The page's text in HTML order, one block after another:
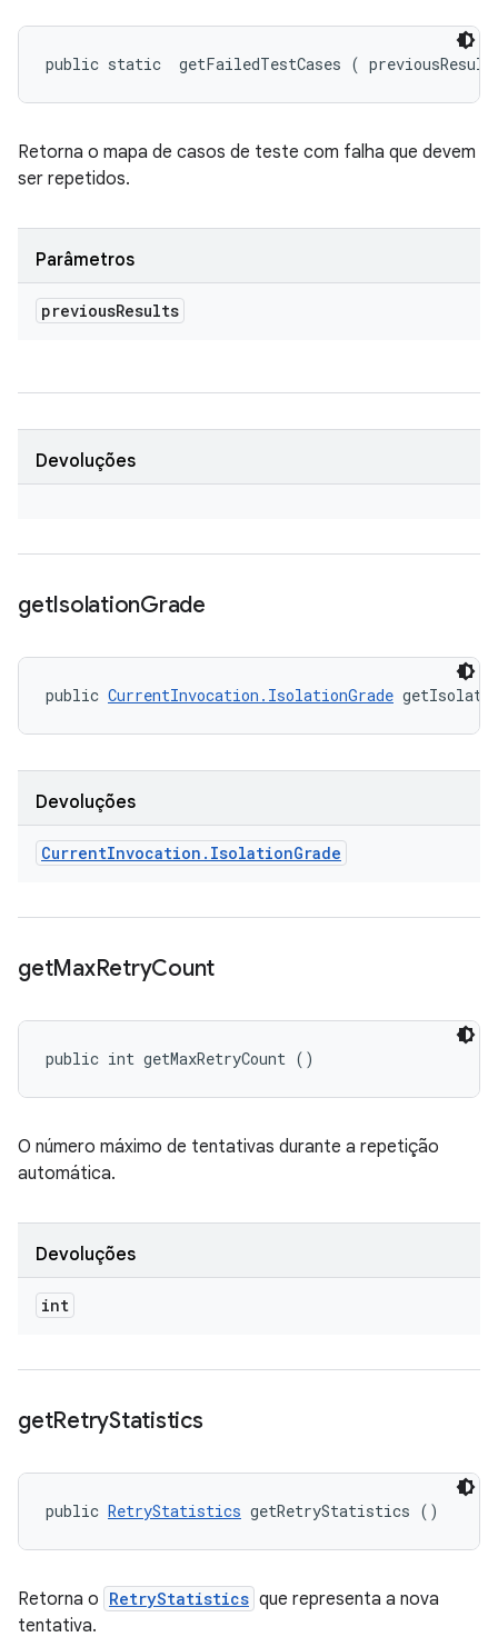
public static getFailedTestCases (
Retorna o mapa de casos de teste com falha que devem
ser repetidos.
Parâmetros
previousResults
Devoluções
getIsolationGrade
public CurrentInvocation.IsolationGrade
Devoluções
CurrentInvocation . IsolationGrade
getMaxRetryCount
public int getMaxRetryCount ()
O número máximo de tentativas durante a repetição
automática.
Devoluções
int
getRetryStatistics
public RetryStatistics getRetryStatistics ()
Retorna o RetryStatistics que representa a nova
tentativa.